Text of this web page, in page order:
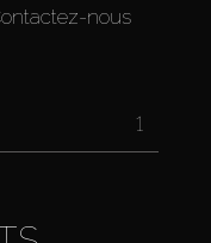
nous
1